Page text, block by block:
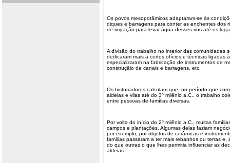
Os povos mesopotâmicos adaptaram-se às
diques e barragens para conter as enchentes dos
de irrigação para levar água desses rios até os
A divisão do trabalho no interior das comunidades
dedicaram mais a certos ofícios e técnicas ligadas
especializaram na fabricação de instrumentos de
construçãio de canais e barragens, etc.
Os historiadores calculam que, no período que
aldeias e vilas até do 3º milênio a.C., o trabalho
entre pessoas de famílias diversas.
Por volta do início do 2º milênio a.C., muitas
campos e plantações. Algumas delas faziam
por exemplo, por objetos de cerâmicas e
famílias passaram a ter mais rebanhos ou terras e,
do que outras o que lhes permitia influenciar as
aldeias.